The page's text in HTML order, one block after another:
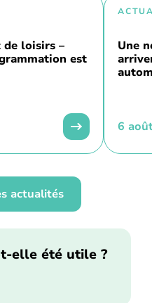
loisirs –
est
Une
6
actualités
elle été utile ?